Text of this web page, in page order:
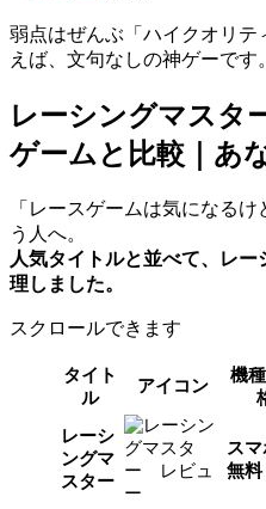
弱点はぜんぶ「ハイクオリ
えば、文句なしの神ゲーです。
レーシングマスタ
ゲームと比較｜あ
「レースゲームは気になる
う人へ。
人気タイトルと並べて、レ
理しました。
スクロールできます
タイト
ル
アイコン
機
レーシ
ングマ
スター
ス
無料